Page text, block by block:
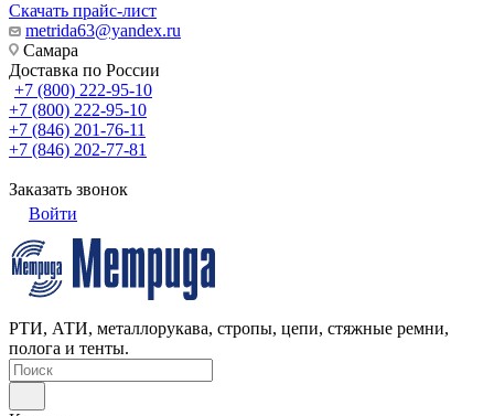
Скачать прайс-лист
metrida63@yandex.ru
Самара
Доставка по России
+7 (800) 222-95-10
+7 (800) 222-95-10
+7 (846) 201-76-11
+7 (846) 202-77-81
Заказать звонок
Войти
РТИ, АТИ, металлорукава, стропы, цепи, стяжные ремни,
полога и тенты.